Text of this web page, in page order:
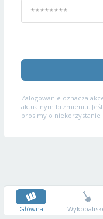
Zalogowanie oznacza
aktualnym brzmieniu.
prosimy o niekorzystanie
Główna